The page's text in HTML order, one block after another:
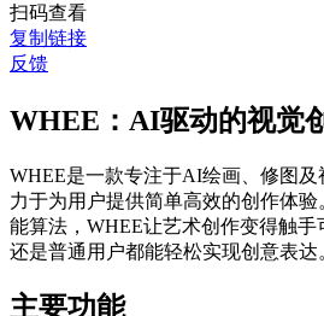
扫码查看
复制链接
反馈
WHEE：AI驱动的视觉
WHEE是一款专注于AI绘画、修图
力于为用户提供简单高效的创作体
能算法，WHEE让艺术创作变得触
还是普通用户都能轻松实现创意表达
主要功能